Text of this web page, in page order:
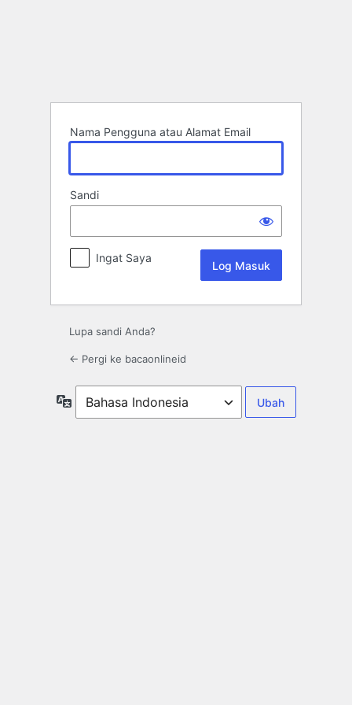
Nama Pengguna atau Alamat Email
Sandi
Ingat Saya
Lupa sandi Anda?
← Pergi ke bacaonlineid
Bahasa